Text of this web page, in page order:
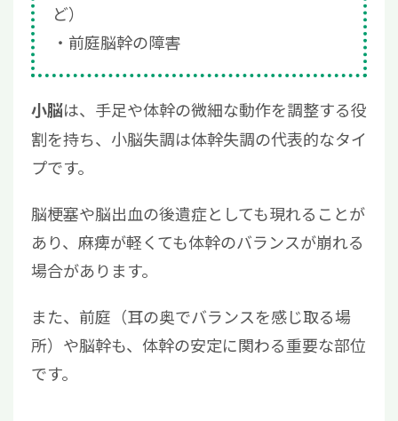
ど）
前庭脳幹の障害
小脳は、手足や体幹の微細な動作を調整する役
割を持ち、小脳失調は体幹失調の代表的なタイ
プです。
脳梗塞や脳出血の後遺症としても現れることが
あり、麻痺が軽くても体幹のバランスが崩れる
場合があります。
また、前庭（耳の奥でバランスを感じ取る場
所）や脳幹も、体幹の安定に関わる重要な部位
です。